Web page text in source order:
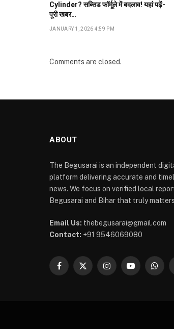
Cylinder? सब्सिड फॉर्मूले में बदलाव! यहां पढ़ें-
पूरी खबर…
JANUARY 1, 2026 4:59 PM
Comments are closed.
ABOUT
The Begusarai is an independent
platform delivering accurate and
news. We focus on verified local
Begusarai and Bihar that truly
Email Us: thebegusarai@gmail.com
Contact: +91 9546069080
Facebook
X
InstagramYouTube